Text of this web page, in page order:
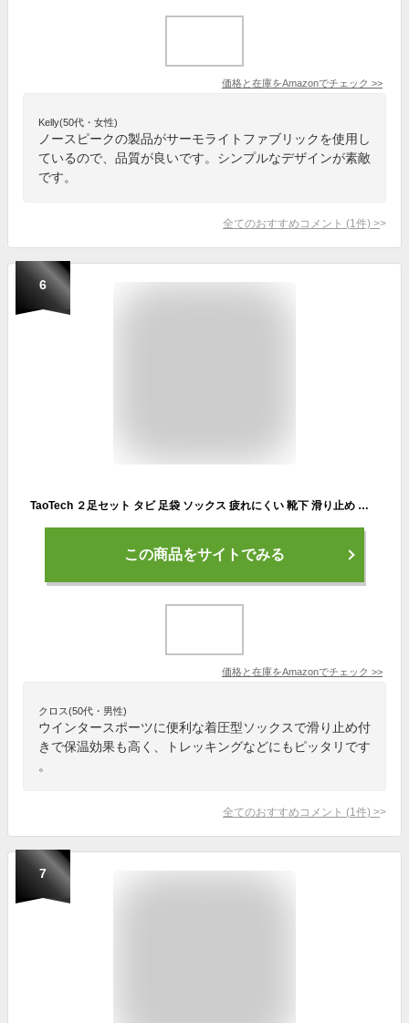
価格と在庫をAmazonでチェック >>
Kelly(50代・女性)
ノースピークの製品がサーモライトファブリックを使用し
ているので、品質が良いです。シンプルなデザインが素敵
です。
全てのおすすめコメント (1 件) >
6
TaoTech ２足セット タビ 足袋 ソックス 疲れにくい 靴下 滑り止め アクリル繊維 メリノウール 保温 ロング丈 着圧 加圧 スノーボード スキー トレッキング スポーツ (22-23/ブラック/2本指/2足, L)
この商品をサイトでみる
価格と在庫をAmazonでチェック >>
クロス(50代・男性)
ウインタースポーツに便利な着圧型ソックスで滑り止め付
きで保温効果も高く、トレッキングなどにもピッタリです
。
全てのおすすめコメント (1 件) >
7